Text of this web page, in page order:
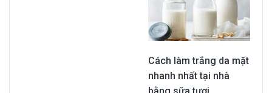
Cách làm trắng da mặt
nhanh nhất tại nhà